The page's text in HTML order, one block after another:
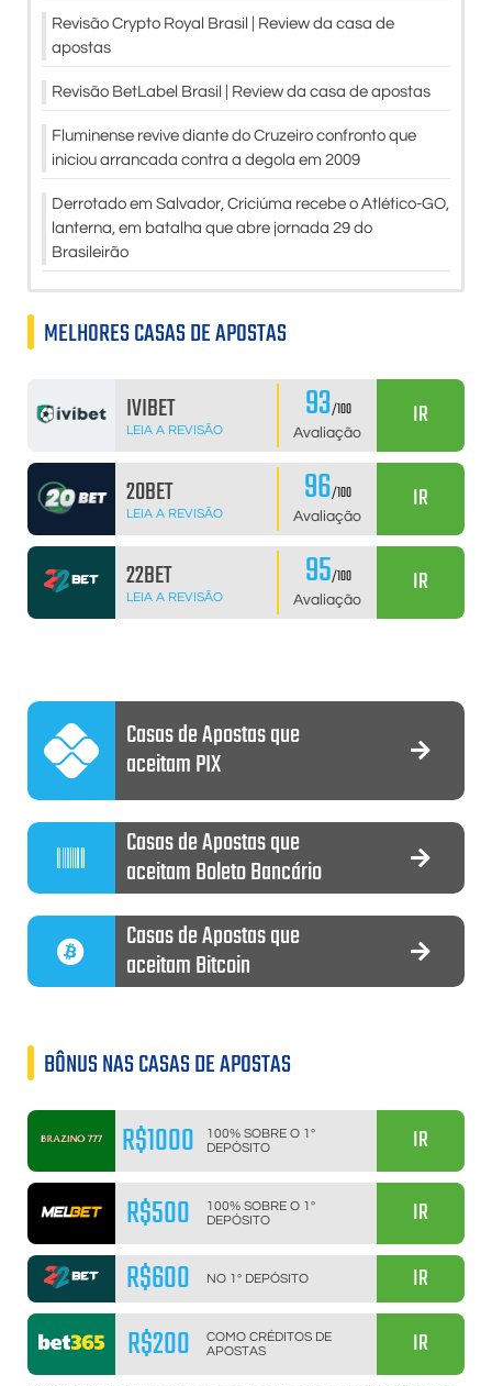
Revisão Crypto Royal Brasil | Review da casa de
apostas
Revisão BetLabel Brasil | Review da casa de apostas
Fluminense revive diante do Cruzeiro confronto que
iniciou arrancada contra a degola em 2009
Derrotado em Salvador, Criciúma recebe o Atlético-GO,
lanterna, em batalha que abre jornada 29 do
Brasileirão
MELHORES CASAS DE APOSTAS
IVIBET
LEIA A REVISÃO 93/100
Avaliação
IR
20BET
LEIA A REVISÃO 96/100
Avaliação
IR
22BET
LEIA A REVISÃO 95/100
Avaliação
IR
Casas de Apostas que
aceitam PIX
Casas de Apostas que
aceitam Boleto Bancário
Casas de Apostas que
aceitam Bitcoin
BÔNUS NAS CASAS DE APOSTAS
R$1000
100% SOBRE O 1º
DEPÓSITO
IR
R$500
100% SOBRE O 1º
DEPÓSITO
IR
R$600 NO 1º DEPÓSITO IR
R$200
COMO CRÉDITOS DE
APOSTAS
IR